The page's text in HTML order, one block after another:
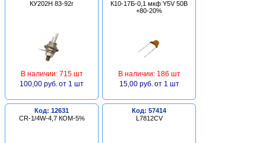
КУ202Н 83-92г
В наличии: 715 шт
100,00 руб. от 1 шт
К10-17Б-0,1 мкф Y5V 50В
+80-20%
В наличии: 186 шт
15,00 руб. от 1 шт
Код: 12631
CR-1/4W-4,7 КОМ-5%
Код: 57414
L7812CV